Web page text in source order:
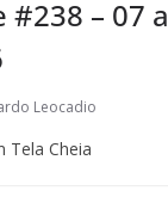
– 07 a
Leocadio
Tela Cheia